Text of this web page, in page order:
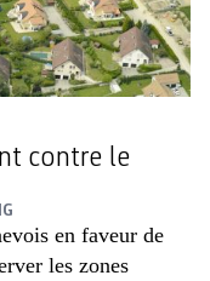
contre le
en faveur de
les zones